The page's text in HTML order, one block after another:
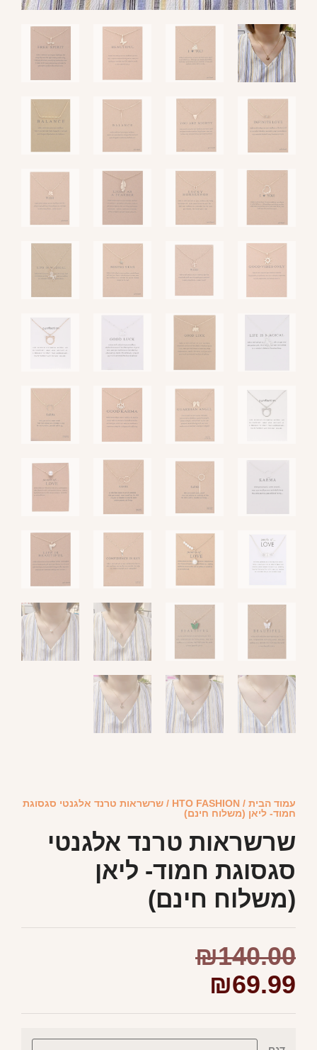
עמוד הבית /
HTO FASHION / שרשראות טרנד אלגנטי סגסוגת
חמוד- ליאן (משלוח חינם)
שרשראות טרנד אלגנטי
סגסוגת חמוד- ליאן
(משלוח חינם)
₪140.00
₪69.99